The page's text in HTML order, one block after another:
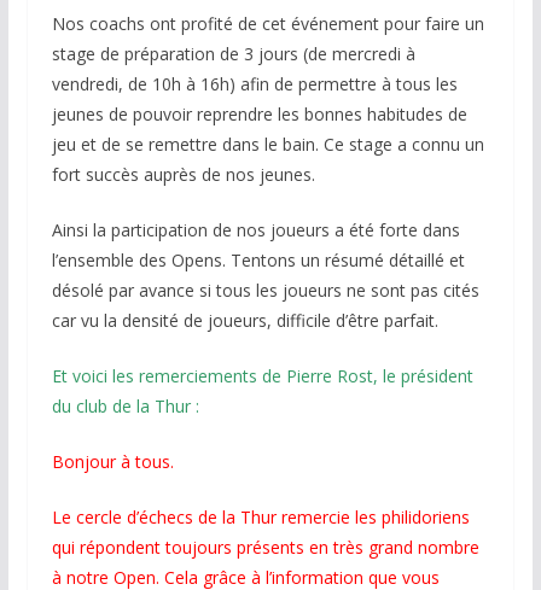
Nos coachs ont profité de cet événement pour faire un
stage de préparation de 3 jours (de mercredi à
vendredi, de 10h à 16h) afin de permettre à tous les
jeunes de pouvoir reprendre les bonnes habitudes de
jeu et de se remettre dans le bain. Ce stage a connu un
fort succès auprès de nos jeunes.
Ainsi la participation de nos joueurs a été forte dans
l’ensemble des Opens. Tentons un résumé détaillé et
désolé par avance si tous les joueurs ne sont pas cités
car vu la densité de joueurs, difficile d’être parfait.
Et voici les remerciements de Pierre Rost, le président
du club de la Thur :
Bonjour à tous.
Le cercle d’échecs de la Thur remercie les philidoriens
qui répondent toujours présents en très grand nombre
à notre Open. Cela grâce à l’information que vous